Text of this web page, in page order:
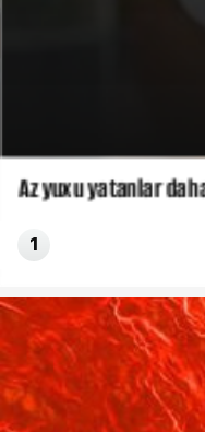
Az yuxu yatanlar
1